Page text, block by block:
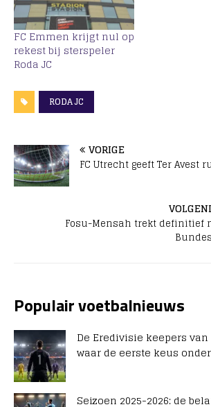
FC Emmen krijgt nul op
rekest bij sterspeler
Roda JC
RODA JC
VORIGE
FC Utrecht geeft Ter Avest
Fosu-Mensah trekt definitief
Populair voetbalnieuws
De Eredivisie keepers van
waar de eerste keus
Seizoen 2025-2026: de